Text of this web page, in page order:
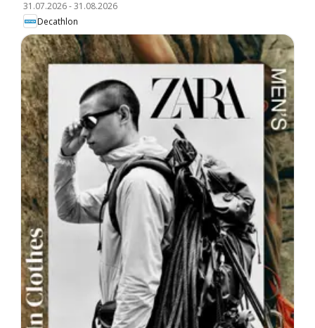
31.07.2026-31.08.2026
Decathlon